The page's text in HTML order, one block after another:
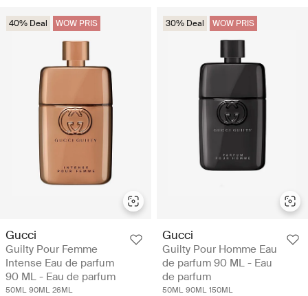
40% Deal WOW PRIS
Gucci
Guilty Pour Femme
Intense Eau de parfum
90 ML - Eau de parfum
50ML 90ML 26ML
30% Deal WOW PRIS
Gucci
Guilty Pour Homme Eau
de parfum 90 ML - Eau
de parfum
50ML 90ML 150ML